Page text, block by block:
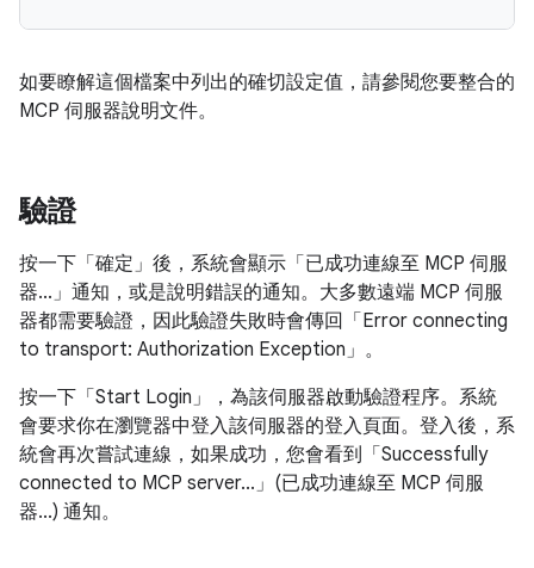
如要瞭解這個檔案中列出的確切設定值，請參閱您要整合的
MCP 伺服器說明文件。
驗證
按一下「確定」 後，系統會顯示「已成功連線至 MCP 伺服
器...」通知，或是說明錯誤的通知。大多數遠端 MCP 伺服
器都需要驗證，因此驗證失敗時會傳回「Error connecting
to transport: Authorization Exception」。
按一下「Start Login」
，為該伺服器啟動驗證程序。系統
會要求你在瀏覽器中登入該伺服器的登入頁面。登入後，系
統會再次嘗試連線，如果成功，您會看到「Successfully
connected to MCP server...」(已成功連線至 MCP 伺服
器...) 通知。